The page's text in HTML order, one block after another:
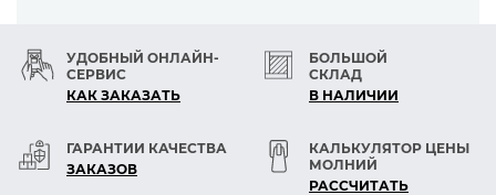
УДОБНЫЙ ОНЛАЙН-
СЕРВИС
КАК ЗАКАЗАТЬ
БОЛЬШОЙ
СКЛАД
В НАЛИЧИИ
ГАРАНТИИ КАЧЕСТВА
ЗАКАЗОВ
КАЛЬКУЛЯТОР ЦЕНЫ
МОЛНИЙ
РАСCЧИТАТЬ